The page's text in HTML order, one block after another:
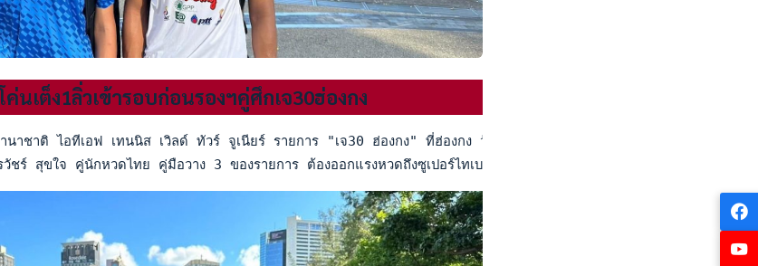
เต็ง1ลิ่วเข้ารอบก่อนรองฯคู่ศึกเจ30ฮ่องกง
นาชาติ ไอทีเอฟ เทนนิส เวิลด์ ทัวร์ จูเนียร์ รายการ "เจ30 ฮ่องกง" ที่ฮ่องกง วันที่ 12 ก.ค.66 ประเภทชายคู่ รอบแ
ร์ สุขใจ คู่นักหวดไทย คู่มือวาง 3 ของรายการ ต้องออกแรงหวดถึงซูเปอร์ไทเบรกก่อนจะเฉือนชนะ บ็อบ ชาน กับ แบรนดอ